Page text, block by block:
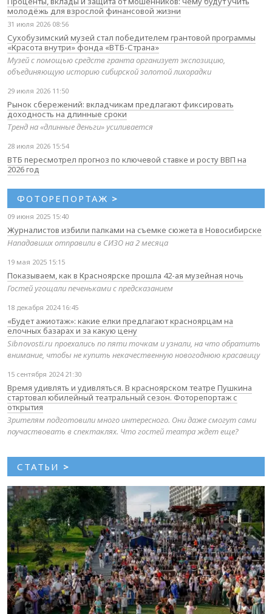
молодёжь для взрослой финансовой жизни
31 июля 2026 08:56
Сухобузимский музей стал победителем грантовой программы
«Красота внутри» фонда «ВТБ-Страна»
Музей с помощью средств гранта организует экспозицию,
объединяющую историю сибирской золотой лихорадки
29 июля 2026 11:50
Рынок сбережений: вкладчикам предлагают фиксировать
доходность на длинные сроки
Тренд на «длинные деньги» усиливается
28 июля 2026 15:54
ВТБ пересмотрел прогноз по ключевой ставке и росту ВВП на
2026 год
ФОТОРЕПОРТАЖ >
09 июня 2025 15:40
Журналистов избили палками на съемке сюжета в Новосибирске
Нападавших отправили в СИЗО на 2 месяца
19 мая 2025 15:15
Показываем, как в Красноярске прошла 42-ая музейная ночь
Гостей угощали печеньками с предсказанием
18 декабря 2024 16:45
«Будет ажиотаж»: какие елки предлагают красноярцам на
елочных базарах и за какую цену
Sibnovosti.ru проехались по пяти точкам и узнали, на что обратить
внимание, чтобы не купить некачественную новогоднюю красавицу
15 сентября 2024 21:30
Время удивлять и удивляться. В красноярском театре Пушкина
стартовал юбилейный театральный сезон. Фоторепортаж с
открытия
Зрителям подготовили много интересного. Они даже смогут сами
поучаствовать в спектаклях. Что гостей театра ждет еще?
СТАТЬИ >